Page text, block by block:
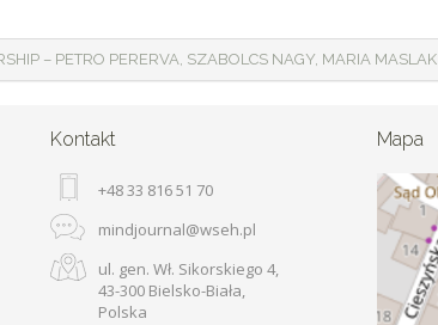
– PETRO PERERVA, SZABOLCS NAGY, MARIA MASLAK
Kontakt
+48 33 816 51 70
mindjournal@wseh.pl
ul. gen. Wł. Sikorskiego 4,
43-300 Bielsko-Biała,
Polska
Mapa